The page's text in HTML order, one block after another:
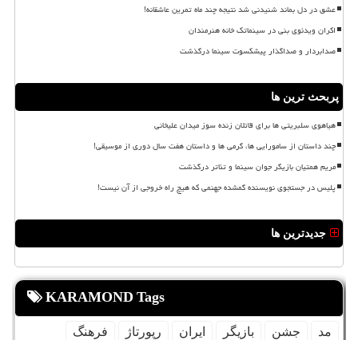
عشق در دل بماند شنیدنی شد نتیجه چند ماه تمرین عاشقانه!
اکران ویدئوی بنی در سینماتک خانه هنرمندان
صدابردار و صداگذار پیشکسوت سینما درگذشت
پربحث ترین ها
هیاهوی سلبریتی ها برای قاتلان زنده سوز میدان علیخانی
چند داستان از سامورایی ها، گرمی ها و داستان هفت سال دوری از موسیقی!
مریم همتیان بازیگر جوان سینما و تئاتر درگذشت
پلیس در جستجوی نویسنده گمشده جهنمی که هیچ راه خروجی از آن نیست!
جدیدترین ها
KARAMOND Tags
مد جشن بازیگر ایران رپورتاژ
فرهنگ